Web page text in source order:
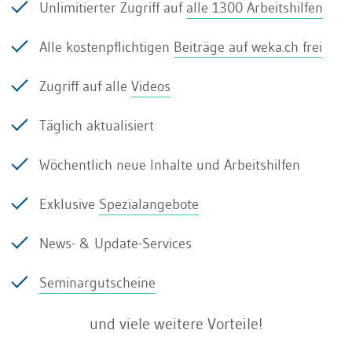
Zuschlagskalkulation willkürlich verteilt.
Der Leistungsbezug fehlt. Ein Performance-
Management ist nicht vorhanden. Kosten sind in
den letzten Jahren angestiegen, da keine
hilft die Blase aufzuzeigen, aber schafft keine
Performance und hat nur einen
die direkten Bereiche kostenrechnerisch
problematisch. Bei Banken- und anderen
Unlimitierter Zugriff auf alle 1300 Arbeitshilfen
Alle kostenpflichtigen Beiträge auf weka.ch frei
Zugriff auf alle Videos
Täglich aktualisiert
Wöchentlich neue Inhalte und Arbeitshilfen
Exklusive Spezialangebote
News- & Update-Services
Seminargutscheine
und viele weitere Vorteile!